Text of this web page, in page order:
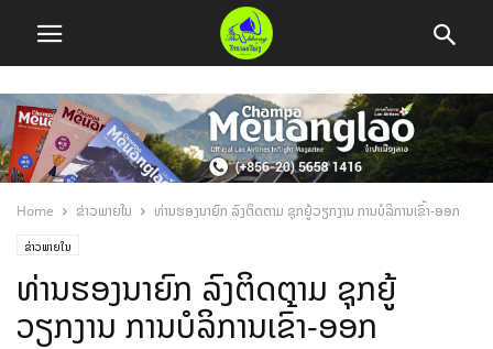
Home ຂ່າວພາຍໃນ ທ່ານຮອງນາຍົກ ລົງຕິດຕາມ ຊຸກຍູ້ວຽກງານ ການບໍລິການເຂົ້າ-ອອກ
ຂ່າວພາຍໃນ
ທ່ານຮອງນາຍົກ ລົງຕິດຕາມ ຊຸກຍູ້
ວຽກງານ ການບໍລິການເຂົ້າ-ອອກ